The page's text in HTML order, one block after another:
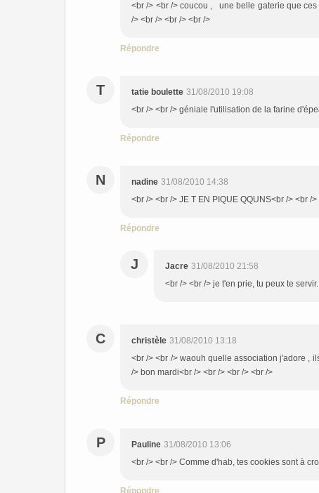
<br /> <br /> coucou , une belle gaterie que
/> <br /> <br /> <br />
Répondre
T tatie boulette 31/08/2010 19:08
<br /> <br /> géniale l'utilisation de la farine
Répondre
N nadine 31/08/2010 14:38
<br /> <br /> JE T EN PIQUE QQUNS<br /> <br /
Répondre
J Jacre 31/08/2010 21:58
<br /> <br /> je t'en prie, tu peux te
C christèle 31/08/2010 13:18
<br /> <br /> waouh quelle association j'adore ,
/> bon mardi<br /> <br /> <br /> <br />
Répondre
P Pauline 31/08/2010 13:06
<br /> <br /> Comme d'hab, tes cookies sont à
Répondre